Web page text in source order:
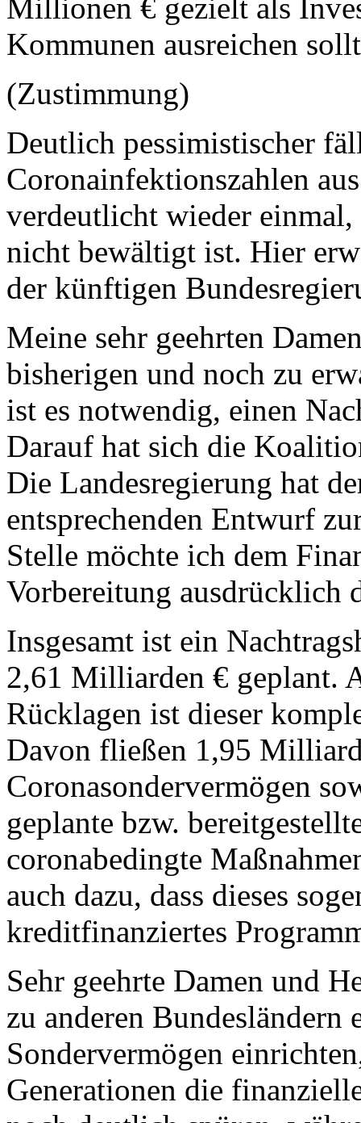
Millionen € gezielt als
Kommunen ausreichen
(Zustimmung)
Deutlich pessimistischer
Coronainfektionszahlen
verdeutlicht wieder einmal,
nicht bewältigt ist. Hier
der künftigen
Meine sehr geehrten
bisherigen und noch zu
ist es notwendig, einen
Darauf hat sich die
Die Landesregierung hat
entsprechenden Entwurf
Stelle möchte ich dem
Vorbereitung ausdrücklich
Insgesamt ist ein
2,61 Milliarden € geplant.
Rücklagen ist dieser
Davon fließen 1,95
Coronasondervermögen
geplante bzw.
coronabedingte
auch dazu, dass dieses
kreditfinanziertes
Sehr geehrte Damen und
zu anderen Bundesländern
Sondervermögen
Generationen die